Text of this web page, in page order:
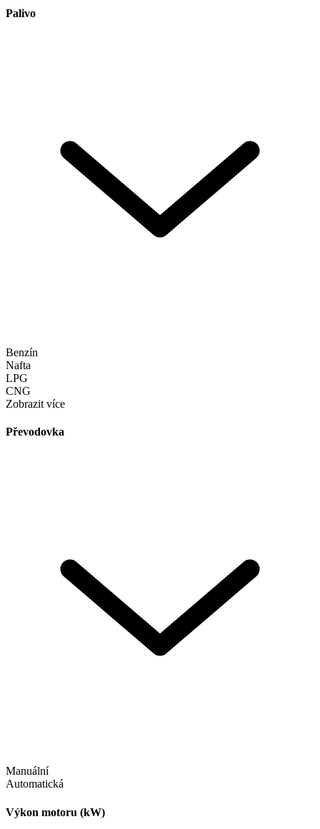
Palivo
Benzín
Nafta
LPG
CNG
Zobrazit více
Převodovka
Manuální
Automatická
Výkon motoru (kW)